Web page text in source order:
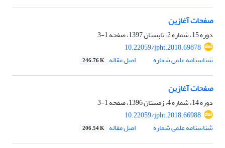
صفحات آغازین
دوره 15، شماره 2، تابستان 1397، صفحه
1-3
10.22059/jpht.2018.69878
شناسنامه علمی شماره
اصل مقاله 246.76 K
صفحات آغازین
دوره 14، شماره 4، زمستان 1396، صفحه
1-3
10.22059/jpht.2018.66988
شناسنامه علمی شماره
اصل مقاله 206.54 K